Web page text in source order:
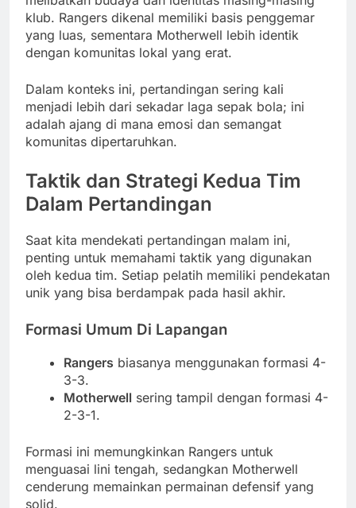
klub. Rangers dikenal memiliki basis penggemar
yang luas, sementara Motherwell lebih identik
dengan komunitas lokal yang erat.
Dalam konteks ini, pertandingan sering kali
menjadi lebih dari sekadar laga sepak bola; ini
adalah ajang di mana emosi dan semangat
komunitas dipertaruhkan.
Taktik dan Strategi Kedua Tim
Dalam Pertandingan
Saat kita mendekati pertandingan malam ini,
penting untuk memahami taktik yang digunakan
oleh kedua tim. Setiap pelatih memiliki pendekatan
unik yang bisa berdampak pada hasil akhir.
Formasi Umum Di Lapangan
Rangers biasanya menggunakan formasi 4-
3-3.
Motherwell sering tampil dengan formasi 4-
2-3-1.
Formasi ini memungkinkan Rangers untuk
menguasai lini tengah, sedangkan Motherwell
cenderung memainkan permainan defensif yang
solid.